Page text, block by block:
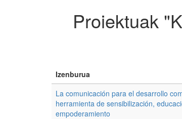
Proiektuak
Izenburua
La comunicación para el desarrollo
herramienta de sensibilización,
empoderamiento